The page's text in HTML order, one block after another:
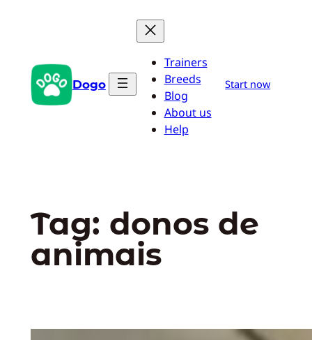
conteúdo Dogo
Trainers
Breeds
Blog
About us
Help
Start now
Tag: donos de
animais